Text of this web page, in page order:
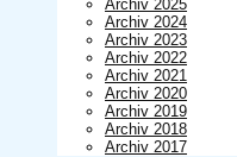
Archiv 2025
Archiv 2024
Archiv 2023
Archiv 2022
Archiv 2021
Archiv 2020
Archiv 2019
Archiv 2018
Archiv 2017